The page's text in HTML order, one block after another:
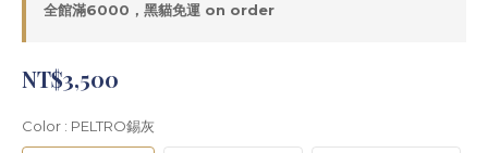
全館滿6000，黑貓免運 on order
NT$3,500
Color : PELTRO錫灰